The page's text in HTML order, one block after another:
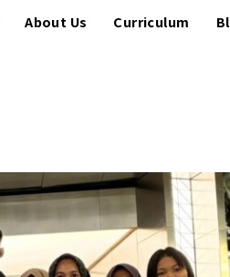
About Us Curriculum